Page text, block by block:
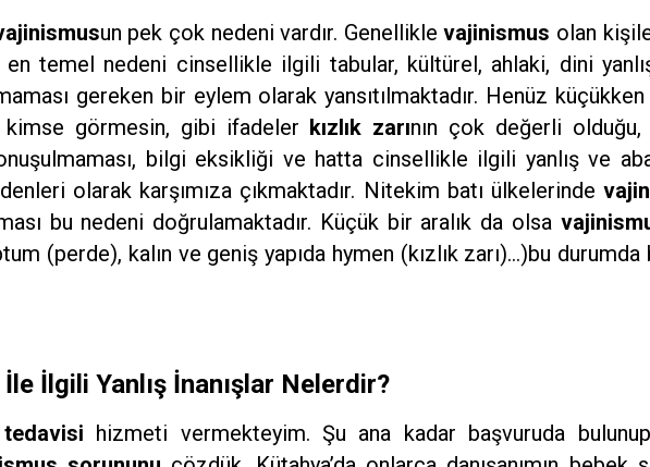
un pek çok nedeni vardır. Genelliklevajinismus olan
en temel nedeni cinsellikle ilgili tabular, kültürel, ahlaki, dini
gereken bir eylem olarak yansıtılmaktadır. Henüz
kimse görmesin, gibi ifadeler kızlık zarının çok değerli
bilgi eksikliği ve hatta cinsellikle ilgili yanlış ve
olarak karşımıza çıkmaktadır. Nitekim batı ülkelerinde
bu nedeni doğrulamaktadır. Küçük bir aralık da olsa
(perde), kalın ve geniş yapıda hymen (kızlık zarı)…)bu
İlgili Yanlış İnanışlar Nelerdir?
hizmeti vermekteyim. Şu ana kadar başvuruda